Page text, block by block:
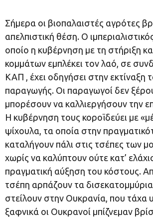
Σήμερα οι βιοπαλαιστές αγρότες
απελπιστική θέση. Ο
οποίο η κυβέρνηση με τη στήριξη
κομμάτων εμπλέκει τον λαό, σε
ΚΑΠ , έχει οδηγήσει στην εκτίναξη
παραγωγής. Οι παραγωγοί δεν
μπορέσουν να καλλιεργήσουν την
Η κυβέρνηση τους κοροϊδεύει με
ψίχουλα, τα οποία στην
καταλήγουν πάλι στις τσέπες των
χωρίς να καλύπτουν ούτε κατ’
πραγματική αύξηση του κόστους.
τσέπη αρπάζουν τα δισεκατομμύρια
στείλουν στην Ουκρανία, που τάχα
ξαφνικά οι Ουκρανοί μπίζνεμαν